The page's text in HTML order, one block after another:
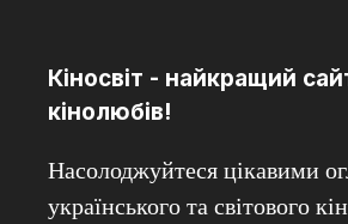
Кіносвіт - найкращий
кінолюбів!
Насолоджуйтеся цікавими
українського та світового